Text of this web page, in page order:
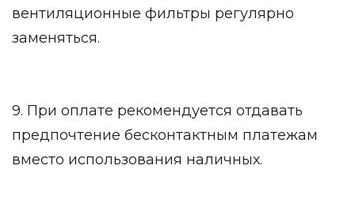
вентиляционные фильтры регулярно
заменяться.
9. При оплате рекомендуется отдавать
предпочтение бесконтактным платежам
вместо использования наличных.